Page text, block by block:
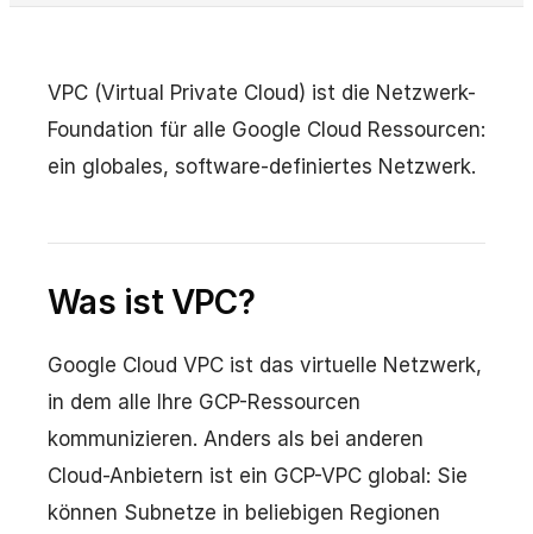
VPC (Virtual Private Cloud) ist die Netzwerk-
Foundation für alle Google Cloud Ressourcen:
ein globales, software-definiertes Netzwerk.
Was ist VPC?
Google Cloud VPC ist das virtuelle Netzwerk,
in dem alle Ihre GCP-Ressourcen
kommunizieren. Anders als bei anderen
Cloud-Anbietern ist ein GCP-VPC global: Sie
können Subnetze in beliebigen Regionen